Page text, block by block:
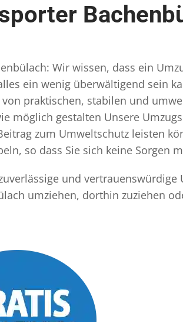
Wir wissen, dass ein
ein wenig überwältigend sein
praktischen, stabilen und
möglich gestalten Unsere
zum Umweltschutz leisten
so dass Sie sich keine Sorgen
und
umziehen, dorthin zuziehen